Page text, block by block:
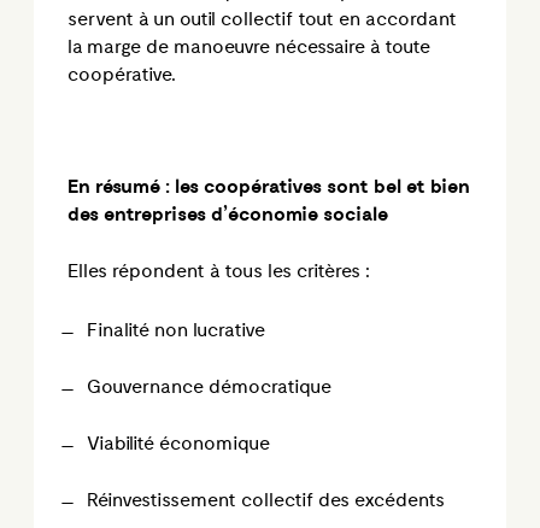
servent à un outil collectif tout en accordant
la marge de manoeuvre nécessaire à toute
coopérative.
En résumé : les coopératives sont bel et bien
des entreprises d’économie sociale
Elles répondent à tous les critères :
Finalité non lucrative
Gouvernance démocratique
Viabilité économique
Réinvestissement collectif des excédents